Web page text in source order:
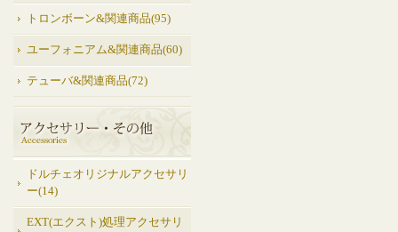
トロンボーン&関連商品(95)
ユーフォニアム&関連商品(60)
テューバ&関連商品(72)
ドルチェオリジナルアクセサリ
ー(14)
EXT(エクスト)処理アクセサリ